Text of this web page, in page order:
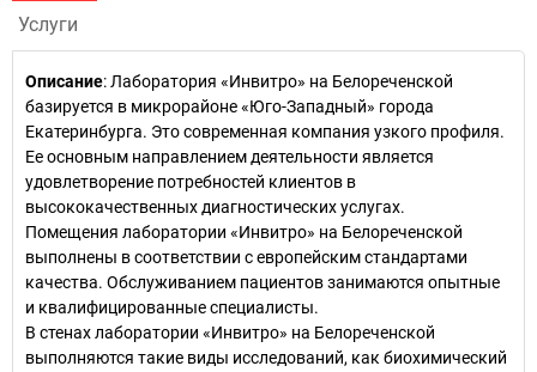
Услуги
Описание: Лаборатория «Инвитро» на Белореченской
базируется в микрорайоне «Юго-Западный» города
Екатеринбурга. Это современная компания узкого профиля.
Ее основным направлением деятельности является
удовлетворение потребностей клиентов в
высококачественных диагностических услугах.
Помещения лаборатории «Инвитро» на Белореченской
выполнены в соответствии с европейским стандартами
качества. Обслуживанием пациентов занимаются опытные
и квалифицированные специалисты.
В стенах лаборатории «Инвитро» на Белореченской
выполняются такие виды исследований, как биохимический